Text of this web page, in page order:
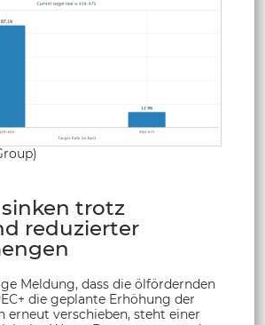
trotz
reduzierter
Meldung, dass die ölfördernden
die geplante Erhöhung der
erneut verschieben, steht einer